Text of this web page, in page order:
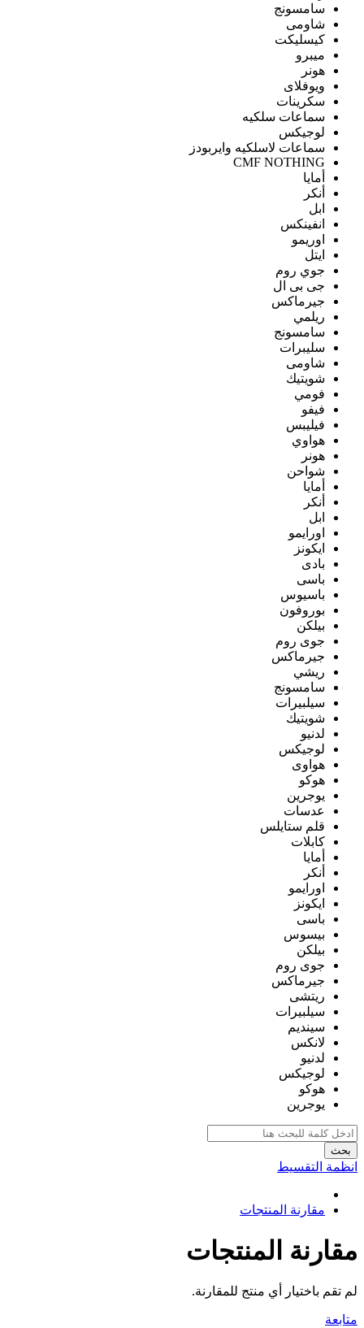
سامسونج
شاومى
كيسليكت
ميبرو
هونر
ويوفلاى
سكرينات
سماعات سلكيه
لوجيكس
سماعات لاسلكيه وايربودز
CMF NOTHING
أمايا
أنكر
ابل
انفينكس
اوريمو
ايتل
جوي روم
جى بى ال
جيرماكس
ريلمي
سامسونج
سليبرات
شاومى
شويتيك
فومي
فيفو
فيليبس
هواوي
هونر
شواحن
أمايا
أنكر
ابل
اورايمو
ايكونز
بادى
باسى
باسيوس
بوروفون
بيلكن
جوى روم
جيرماكس
ريشي
سامسونج
سيلبيرات
شويتيك
لدنيو
لوجيكس
هواوى
هوكو
يوجرين
عدسات
قلم ستايلس
كابلات
أمايا
أنكر
اورايمو
ايكونز
باسى
بيسوس
بيلكن
جوى روم
جيرماكس
ريتشى
سيلبيرات
سينديم
لانكس
لدنيو
لوجيكس
هوكو
يوجرين
بحث
انظمة التقسيط
مقارنة المنتجات
مقارنة المنتجات
لم تقم باختيار أي منتج للمقارنة.
متابعة